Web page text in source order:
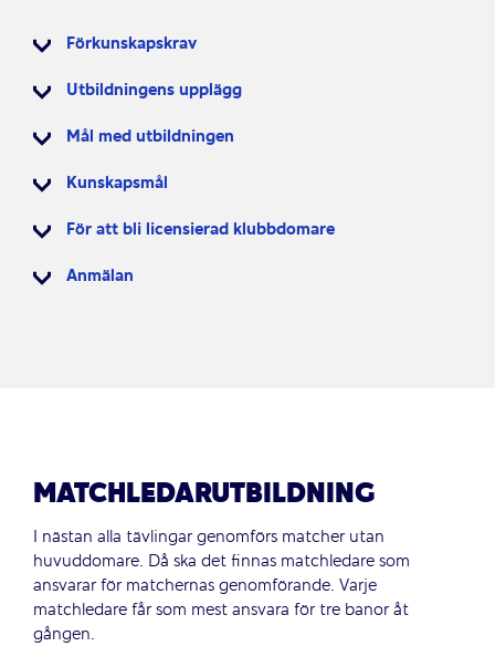
Förkunskapskrav
Utbildningens upplägg
Mål med utbildningen
Kunskapsmål
För att bli licensierad klubbdomare
Anmälan
MATCHLEDARUTBILDNING
I nästan alla tävlingar genomförs matcher utan
huvuddomare. Då ska det finnas matchledare som
ansvarar för matchernas genomförande. Varje
matchledare får som mest ansvara för tre banor åt
gången.